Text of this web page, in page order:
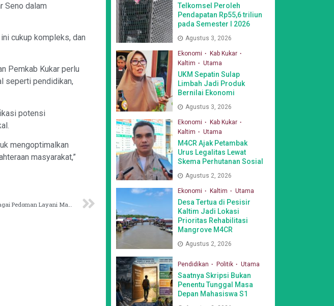
Seno dalam
cukup kompleks, dan
Pemkab Kukar perlu
seperti pendidikan,
potensi
mengoptimalkan
masyarakat,”
Telkomsel Peroleh
Pendapatan Rp55,6 triliun
pada Semester I 2026
Agustus 3, 2026
Ekonomi
Kab Kukar
Kaltim
Utama
UKM Sepatin Sulap
Limbah Jadi Produk
Bernilai Ekonomi
Agustus 3, 2026
Ekonomi
Kab Kukar
Kaltim
Utama
M4CR Ajak Petambak
Urus Legalitas Lewat
Skema Perhutanan Sosial
Agustus 2, 2026
Ekonomi Kaltim Utama
Desa Tertua di Pesisir
Kaltim Jadi Lokasi
Prioritas Rehabilitasi
Mangrove M4CR
Agustus 2, 2026
Pendidikan Politik Utama
Saatnya Skripsi Bukan
Penentu Tunggal Masa
Depan Mahasiswa S1